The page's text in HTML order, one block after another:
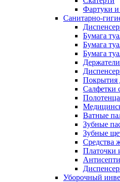
Фартуки и
Санитарно-
Бумага
Бумага
Бумага
Покрытия
Салфетки
Ватные
Зубные
Зубные
Средства
Платочки
Уборочный